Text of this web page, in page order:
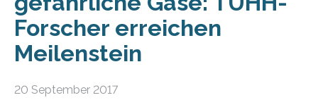
Forscher erreichen
Meilenstein
20 September 2017